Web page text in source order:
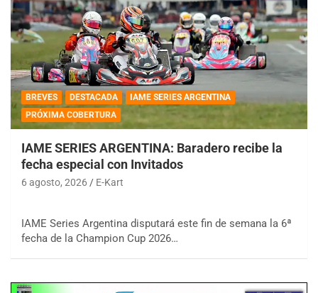
BREVES DESTACADA
IAME SERIES ARGENTINA
PRÓXIMA COBERTURA
IAME SERIES ARGENTINA: Baradero recibe la
fecha especial con Invitados
6 agosto, 2026 E-Kart
IAME Series Argentina disputará este fin de semana la 6ª
fecha de la Champion Cup 2026…